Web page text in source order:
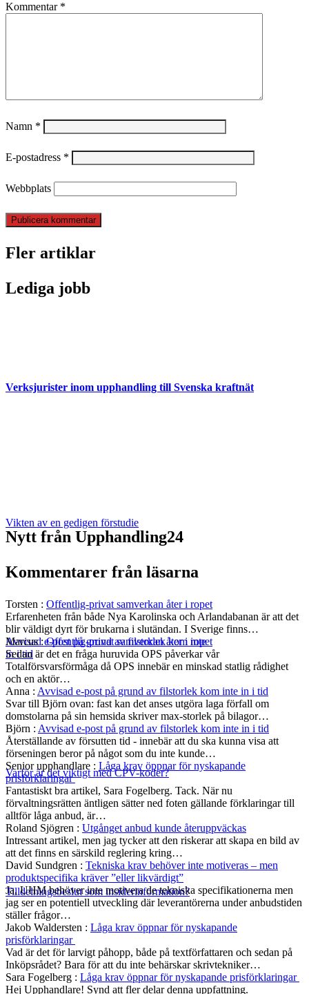
Kommentar *
Namn *
E-postadress *
Webbplats
Fler artiklar
Lediga jobb
Verksjurister inom upphandling till Svenska kraftnät
Vikten av en gedigen förstudie
Avvisad e-post på grund av filstorlek kom inte
in i tid
Varför är det viktigt med CPV-koder?
Tilldelningsbeslut som insiderinformation?
Nytt från Upphandling24
Kommentarer från läsarna
Torsten : Offentlig-privat samverkan åter i ropet
Erfarenheten från både Nya Karolinska och Arlandabanan är att det
blir väldigt dyrt för brukarna i slutändan. I Sverige finns…
Marcus:Offentlig-privat samverkan åter i ropet
Sedan är det en fråga huruvida OPS påverkar vår
Totalförsvarsförmåga då OPS innebär en minskad statlig rådighet
och en aktör…
Anna : Avvisad e-post på grund av filstorlek kom inte in i tid
Svar till Björn ovan: fast kan det anses utgöra laga förfall om
domstolarna på sin hemsida skriver max-storlek på bilagor…
Björn : Avvisad e-post på grund av filstorlek kom inte in i tid
Återställande av försutten tid - innebär att du ska kunna visa att
förseningen beror på något som du inte kunde…
Senior upphandlare : Låga krav öppnar för nyskapande
prisförklaringar
Fantastiskt bra artikel, Sara Fogelberg. Tack. När nu
förvaltningsrätten äntligen sätter ned foten gällande förklaringar till
alltför låga anbud, är…
Roland Sjögren : Utgånget anbud kunde återuppväckas
Intressant artikel, men jag tycker att den riskerar att skapa en bild av
att det finns en särskild reglering kring…
David Sundgren : Tekniska krav behöver inte motiveras – men
produktspecifika kräver ”eller likvärdigt”
Ja, UHM behöver inte motivera de tekniska specifikationerna men
jag ser en potentiell utveckling där leverantörerna under anbudstiden
ställer frågor…
Jakob Waldersten : Låga krav öppnar för nyskapande
prisförklaringar
Vad är det för larvigt påhopp, både på textförfattaren och sedan på
Inköpsrådet? Bara för att du inte behärskar skrivtekniker…
Sara Fogelberg : Låga krav öppnar för nyskapande prisförklaringar
Hej Upphandlare! Synd att fler delar denna uppfattning.